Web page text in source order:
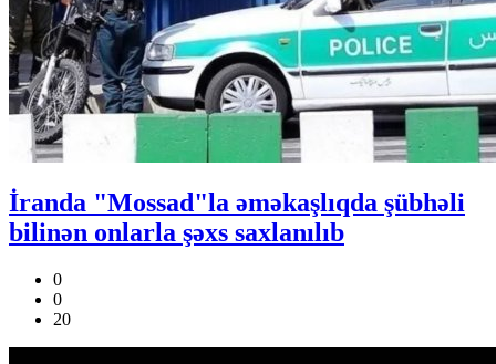
İranda "Mossad"la əməkaşlıqda şübhəli
bilinən onlarla şəxs saxlanılıb
0
0
20